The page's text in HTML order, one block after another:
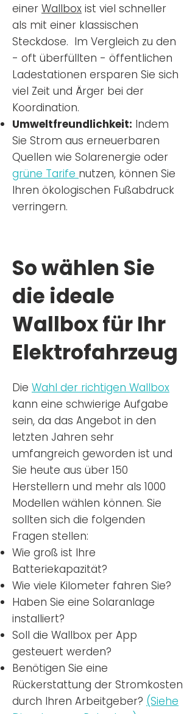
einer Wallbox ist viel schneller
als mit einer klassischen
Steckdose. Im Vergleich zu den
- oft überfüllten - öffentlichen
Ladestationen ersparen Sie sich
viel Zeit und Ärger bei der
Koordination.
Umweltfreundlichkeit: Indem
Sie Strom aus erneuerbaren
Quellen wie Solarenergie oder
grüne Tarife nutzen, können Sie
Ihren ökologischen Fußabdruck
verringern.
So wählen Sie
die ideale
Wallbox für Ihr
Elektrofahrzeug
Die Wahl der richtigen Wallbox
kann eine schwierige Aufgabe
sein, da das Angebot in den
letzten Jahren sehr
umfangreich geworden ist und
Sie heute aus über 150
Herstellern und mehr als 1000
Modellen wählen können. Sie
sollten sich die folgenden
Fragen stellen:
Wie groß ist Ihre
Batteriekapazität?
Wie viele Kilometer fahren Sie?
Haben Sie eine Solaranlage
installiert?
Soll die Wallbox per App
gesteuert werden?
Benötigen Sie eine
Rückerstattung der Stromkosten
durch Ihren Arbeitgeber? (Siehe